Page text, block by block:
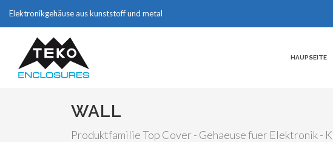
Elektronikgehäuse aus kunststoff und metal
HAUPSEITE
WALL
Produktfamilie Top Cover - Gehaeuse fuer Elektronik -